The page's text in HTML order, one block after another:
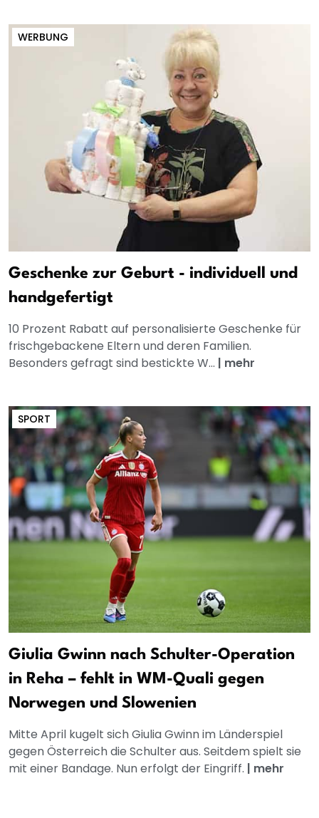
WERBUNG
Geschenke zur Geburt - individuell und
handgefertigt
10 Prozent Rabatt auf personalisierte Geschenke für
frischgebackene Eltern und deren Familien.
Besonders gefragt sind bestickte W... | mehr
SPORT
Giulia Gwinn nach Schulter-Operation
in Reha – fehlt in WM-Quali gegen
Norwegen und Slowenien
Mitte April kugelt sich Giulia Gwinn im Länderspiel
gegen Österreich die Schulter aus. Seitdem spielt sie
mit einer Bandage. Nun erfolgt der Eingriff. | mehr